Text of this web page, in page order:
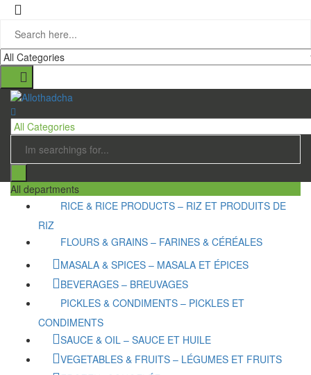
All departments
RICE & RICE PRODUCTS – RIZ ET PRODUITS DE
RIZ
FLOURS & GRAINS – FARINES & CÉRÉALES
MASALA & SPICES – MASALA ET ÉPICES
BEVERAGES – BREUVAGES
PICKLES & CONDIMENTS – PICKLES ET
CONDIMENTS
SAUCE & OIL – SAUCE ET HUILE
VEGETABLES & FRUITS – LÉGUMES ET FRUITS